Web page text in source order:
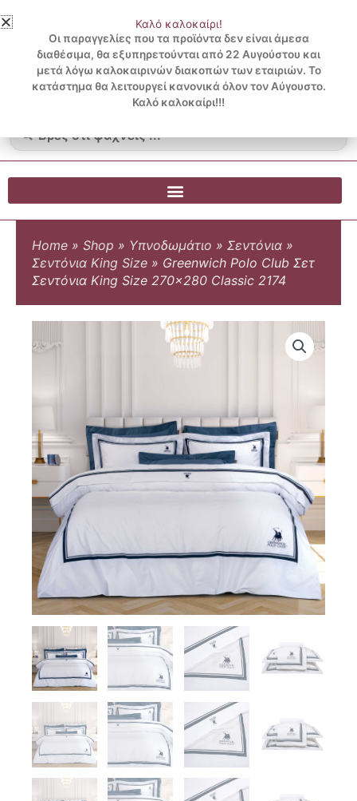
στο
περιεχόμενο
3 ΔΟΣΕΙΣ ΧΩΡΙΣ ΠΙΣΤΩΤΙΚΗ ΜΕ KLARNA
...
Λογαριασμός
Blog
0.00€
0
Cart
Home » Shop » Υπνοδωμάτιο » Σεντόνια »
Σεντόνια King Size » Greenwich Polo Club Σετ
Σεντόνια King Size 270×280 Classic 2174
Καλό καλοκαίρι!
Οι παραγγελίες που τα προϊόντα δεν είναι άμεσα
διαθέσιμα, θα εξυπηρετούνται από 22 Αυγούστου και
μετά λόγω καλοκαιρινών διακοπών των εταιριών. Το
κατάστημα θα λειτουργεί κανονικά όλον τον Αύγουστο.
Καλό καλοκαίρι!!!